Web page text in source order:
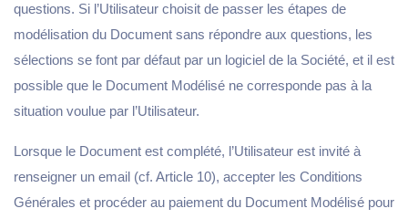
questions. Si l’Utilisateur choisit de passer les étapes de
modélisation du Document sans répondre aux questions, les
sélections se font par défaut par un logiciel de la Société, et il est
possible que le Document Modélisé ne corresponde pas à la
situation voulue par l’Utilisateur.
Lorsque le Document est complété, l’Utilisateur est invité à
renseigner un email (cf. Article 10), accepter les Conditions
Générales et procéder au paiement du Document Modélisé pour